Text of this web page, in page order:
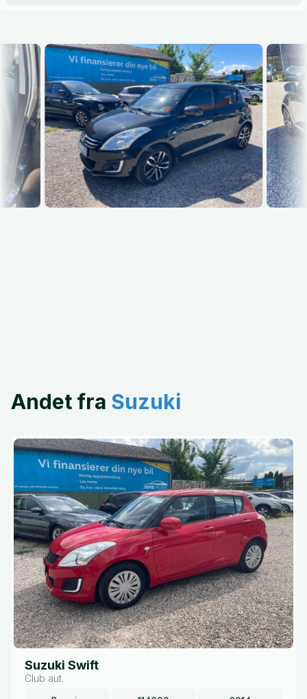
Andet fra Suzuki
Suzuki Swift
Club aut.